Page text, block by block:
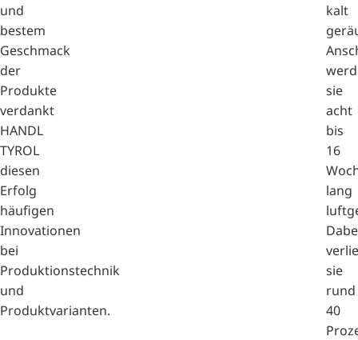
und
bestem
Geschmack
der
Produkte
verdankt
HANDL
TYROL
diesen
Erfolg
häufigen
Innovationen
bei
Produktionstechnik
und
Produktvarianten.
kalt
sie
acht
bis
16
lang
sie
rund
40